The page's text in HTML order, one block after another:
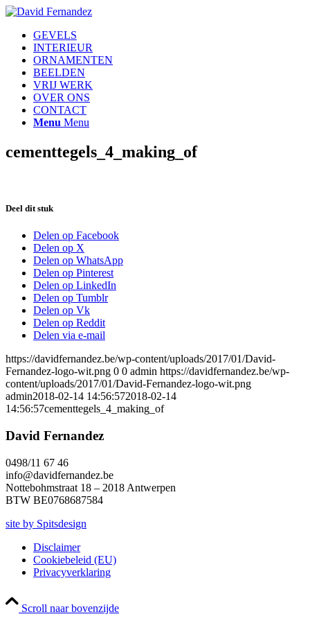
GEVELS
INTERIEUR
ORNAMENTEN
BEELDEN
VRIJ WERK
OVER ONS
CONTACT
Menu Menu
cementtegels_4_making_of
Deel dit stuk
Delen op Facebook
Delen op X
Delen op WhatsApp
Delen op Pinterest
Delen op LinkedIn
Delen op Tumblr
Delen op Vk
Delen op Reddit
Delen via e-mail
https://davidfernandez.be/wp-content/uploads/2017/01/David-
Fernandez-logo-wit.png 0 0 admin https://davidfernandez.be/wp-
content/uploads/2017/01/David-Fernandez-logo-wit.png
admin2018-02-14 14:56:572018-02-14
14:56:57cementtegels_4_making_of
David Fernandez
0498/11 67 46
info@davidfernandez.be
Nottebohmstraat 18 – 2018 Antwerpen
BTW BE0768687584
site by Spitsdesign
Disclaimer
Cookiebeleid (EU)
Privacyverklaring
Scroll naar bovenzijde